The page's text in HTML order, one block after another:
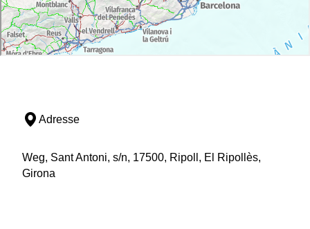
Adresse
Weg, Sant Antoni, s/n, 17500, Ripoll, El Ripollès,
Girona